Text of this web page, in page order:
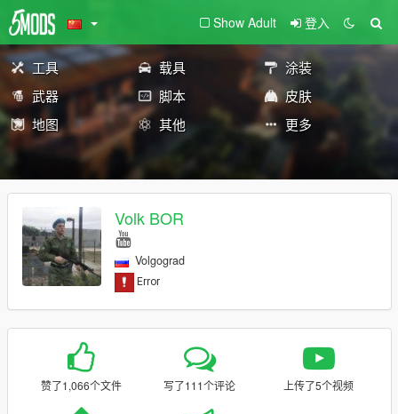
Show Adult 登入
工具 载具
涂装
武器
脚本
皮肤
地图
其他 更多
Volk BOR
Volgograd
赞了1,066个文件 写了111个评论 上传了5个视频